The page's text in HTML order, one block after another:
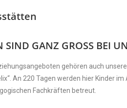
SIND GANZ GROSS BEI
gehören auch
An 220 Tagen werden hier Kinder
Fachkräften betreut.